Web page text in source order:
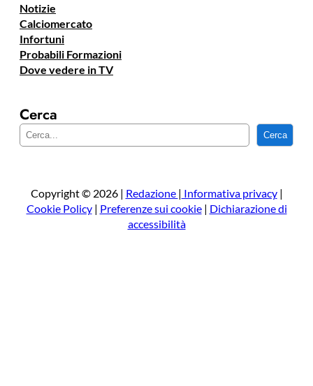
Notizie
Calciomercato
Infortuni
Probabili Formazioni
Dove vedere in TV
Cerca
e
a
Cerca
Copyright © 2026 | Redazione | Informativa privacy|
Cookie Policy| Preferenze sui cookie| Dichiarazione di
accessibilità